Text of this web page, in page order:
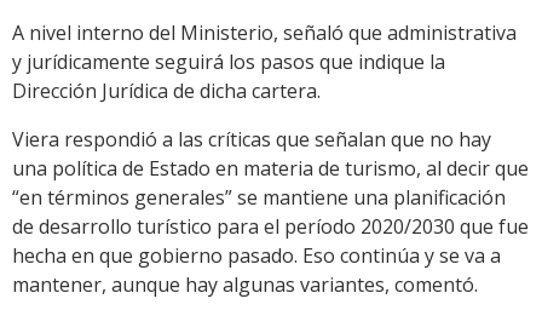
A nivel interno del Ministerio, señaló que administrativa
y jurídicamente seguirá los pasos que indique la
Dirección Jurídica de dicha cartera.
Viera respondió a las críticas que señalan que no hay
una política de Estado en materia de turismo, al decir que
“en términos generales” se mantiene una planificación
de desarrollo turístico para el período 2020/2030 que fue
hecha en que gobierno pasado. Eso continúa y se va a
mantener, aunque hay algunas variantes, comentó.